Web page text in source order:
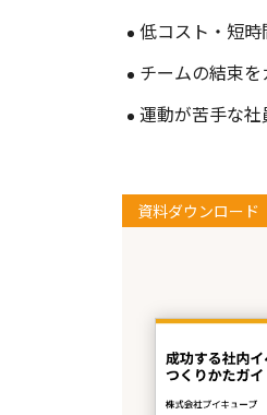
低コスト・短
チームの結束
運動が苦手な
資料ダウンロード